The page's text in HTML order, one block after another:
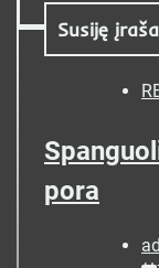
Susiję
pora